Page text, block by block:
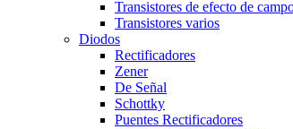
Transistores de efecto de
Transistores varios
Diodos
Rectificadores
Zener
De Señal
Schottky
Puentes Rectificadores